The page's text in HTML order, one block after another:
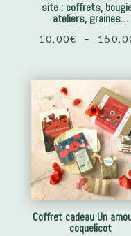
site : coffrets,
ateliers, graines…
10,00€ –
Coffret cadeau Un
coquelicot